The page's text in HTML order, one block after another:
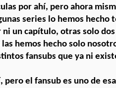
por ahí, pero ahora
series lo hemos hecho
ni un capítulo, otras solo
las hemos hecho solo
fansubs que ya ni
pero el fansub es uno de